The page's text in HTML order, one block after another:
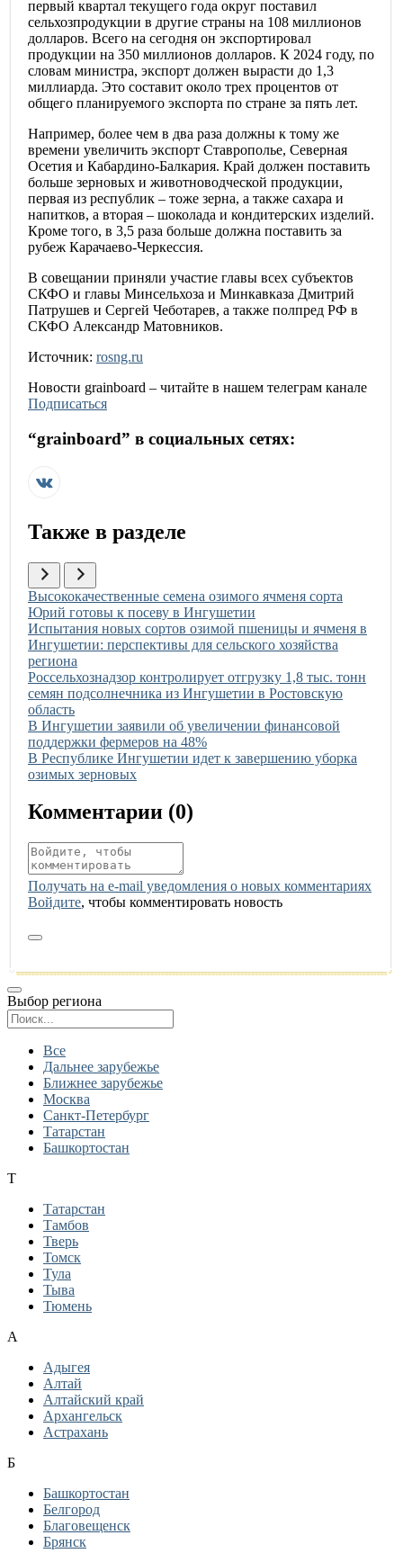
первый квартал текущего года округ поставил
сельхозпродукции в другие страны на 108 миллионов
долларов. Всего на сегодня он экспортировал
продукции на 350 миллионов долларов. К 2024 году, по
словам министра, экспорт должен вырасти до 1,3
миллиарда. Это составит около трех процентов от
общего планируемого экспорта по стране за пять лет.
Например, более чем в два раза должны к тому же
времени увеличить экспорт Ставрополье, Северная
Осетия и Кабардино-Балкария. Край должен поставить
больше зерновых и животноводческой продукции,
первая из республик – тоже зерна, а также сахара и
напитков, а вторая – шоколада и кондитерских изделий.
Кроме того, в 3,5 раза больше должна поставить за
рубеж Карачаево-Черкессия.
В совещании приняли участие главы всех субъектов
СКФО и главы Минсельхоза и Минкавказа Дмитрий
Патрушев и Сергей Чеботарев, а также полпред РФ в
СКФО Александр Матовников.
Источник: rosng.ru
Новости grainboard – читайте в нашем телеграм канале
Подписаться
“grainboard” в социальных сетях:
Также в разделе
Иллюстрация новости
Высококачественные семена озимого ячменя сорта
Юрий готовы к посеву в Ингушетии
Иллюстрация новости
Испытания новых сортов озимой пшеницы и ячменя в
Ингушетии: перспективы для сельского хозяйства
региона
Иллюстрация новости
Россельхознадзор контролирует отгрузку 1,8 тыс. тонн
семян подсолнечника из Ингушетии в Ростовскую
область
Иллюстрация новости
В Ингушетии заявили об увеличении финансовой
поддержки фермеров на 48%
Иллюстрация новости
В Республике Ингушетии идет к завершению уборка
озимых зерновых
Комментарии (0)
Получать на e‑mail уведомления о новых комментариях
Войдите, чтобы комментировать новость
Выбор региона
Все
Дальнее зарубежье
Ближнее зарубежье
Москва
Санкт-Петербург
Татарстан
Башкортостан
Т
Татарстан
Тамбов
Тверь
Томск
Тула
Тыва
Тюмень
А
Адыгея
Алтай
Алтайский край
Архангельск
Астрахань
Б
Башкортостан
Белгород
Благовещенск
Брянск